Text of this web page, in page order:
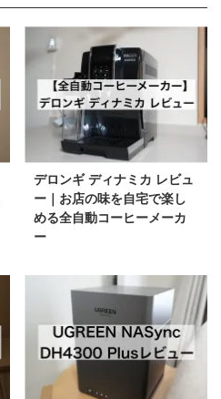
デロンギ ディナミカ レビュ
ー｜お店の味を自宅で楽し
める全自動コーヒーメーカ
ー